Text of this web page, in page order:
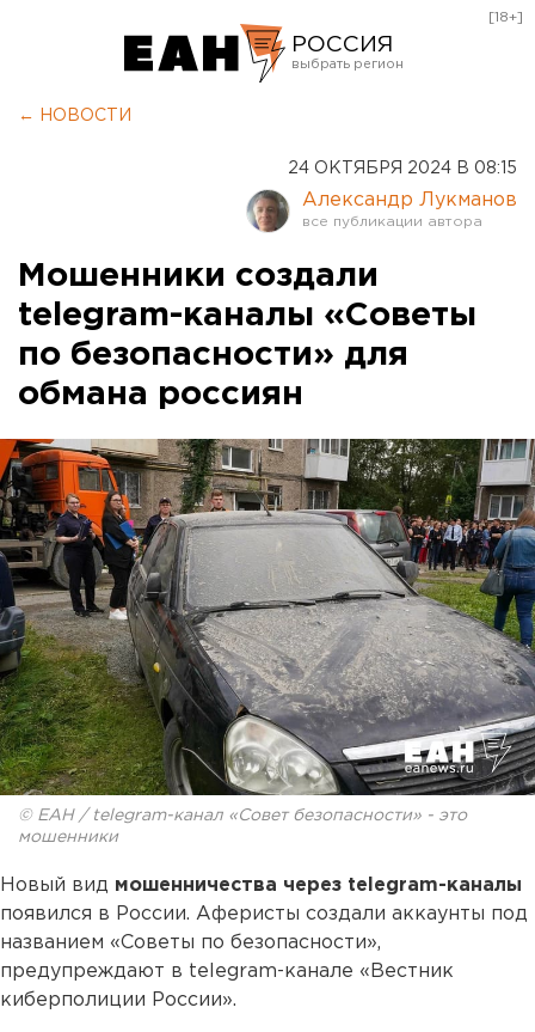
РОССИЯ
Оренбург
[18+]
← НОВОСТИ
24 ОКТЯБРЯ 2024 В 08:15
Александр Лукманов
Мошенники создали
telegram-каналы «Советы
по безопасности» для
обмана россиян
© ЕАН / telegram-канал «Совет безопасности» - это
мошенники
Новый вид мошенничества через telegram-каналы
появился в России. Аферисты создали аккаунты под
названием «Советы по безопасности»,
предупреждают в telegram-канале «Вестник
киберполиции России».